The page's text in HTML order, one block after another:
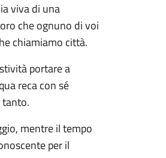
viva di una
che ognuno di voi
chiamiamo città.
portare a
reca con sé
mentre il tempo
per il